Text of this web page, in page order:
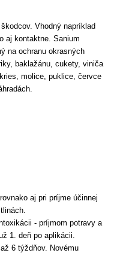
Vhodný napríklad
aj kontaktne. Sanium
na ochranu okrasných
baklažánu, cukety, viniča
molice, puklice, červce
aj pri príjme účinnej
- príjmom potravy a
1. deň po aplikácii.
6 týždňov. Novému